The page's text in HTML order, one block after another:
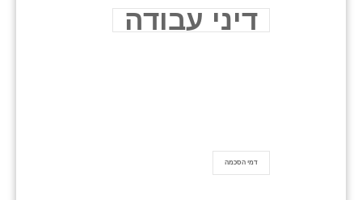
דיני עבודה
דמי הסכמה